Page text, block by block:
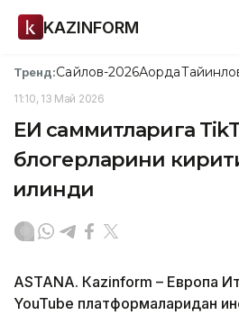
KAZINFORM
Тренд:Сайлов-2026Ақорда
11:10, 13 Май 2026
ЕИ саммитларига
блогерларини
қилинди
ASTANА. Кazinform – Европа
YouTube платформаларидан